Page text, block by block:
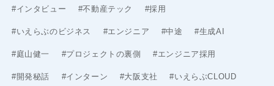
#インタビュー #不動産テック #採用
#いえらぶのビジネス #エンジニア #中途 #生成AI
#庭山健一 #プロジェクトの裏側 #エンジニア採用
#開発秘話 #インターン #大阪支社 #いえらぶCLOUD